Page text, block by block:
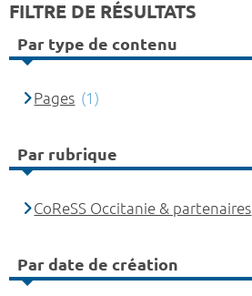
FILTRE DE RÉSULTATS
Par type de contenu
Pages (1)
Par rubrique
CoReSS Occitanie & partenaires
Par date de création